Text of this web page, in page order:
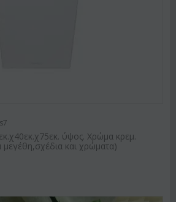
ύψος. Χρώμα κρεμ.
μεγέθη,σχέδια και χρώματα)